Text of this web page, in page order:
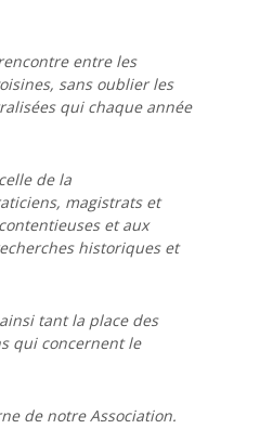
entre les
sans oublier les
qui chaque année
de la
magistrats et
et aux
historiques et
tant la place des
qui concernent le
de notre Association.